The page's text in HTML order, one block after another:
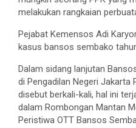
melakukan rangkaian
Pejabat Kemensos Adi
kasus bansos sembako
Dalam sidang lanjutan
di Pengadilan Negeri Jakarta
disebut berkali-kali, hal ini
dalam Rombongan Mantan
Peristiwa OTT Bansos